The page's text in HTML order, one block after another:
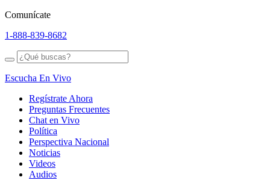
Comunícate
1-888-839-8682
Escucha En Vivo
Regístrate Ahora
Preguntas Frecuentes
Chat en Vivo
Política
Perspectiva Nacional
Noticias
Videos
Audios